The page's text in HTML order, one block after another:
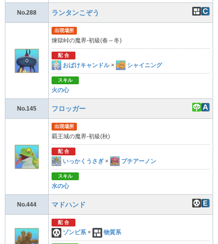
No.288 ランタンこぞう
出現場所
煉獄峠の魔界-初級(春～冬)
配 合
おばけキャンドル × シャイニング
スキル
火の心
No.145 フロッガー
出現場所
覇王城の魔界-初級(秋)
配 合
いっかくうさぎ × プチアーノン
スキル
水の心
No.444 マドハンド
配 合
ゾンビ系 × 物質系